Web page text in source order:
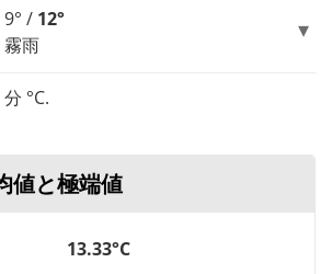
9° / 12°
霧雨
°C.
値と極端値
13.33°C